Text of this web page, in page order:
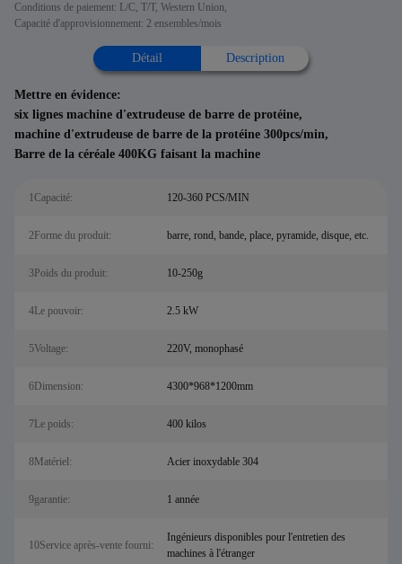
Conditions de paiement: L/C, T/T, Western Union,
Capacité d'approvisionnement: 2 ensembles/mois
Détail Description
Mettre en évidence:
six lignes machine d'extrudeuse de barre de protéine,
machine d'extrudeuse de barre de la protéine 300pcs/min,
Barre de la céréale 400KG faisant la machine
1Capacité: 120-360 PCS/MIN
2Forme du produit: barre, rond, bande, place, pyramide, disque, etc.
3Poids du produit: 10-250g
4Le pouvoir: 2.5 kW
5Voltage: 220V, monophasé
6Dimension: 4300*968*1200mm
7Le poids: 400 kilos
8Matériel: Acier inoxydable 304
9garantie: 1 année
10Service après-vente fourni:
Ingénieurs disponibles pour l'entretien des
machines à l'étranger